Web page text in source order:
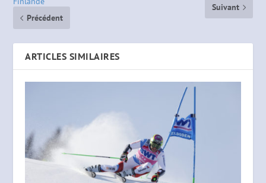
Précédent
Suivant
ARTICLES SIMILAIRES